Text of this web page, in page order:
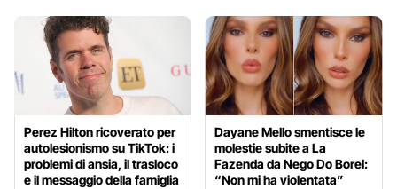
Perez Hilton ricoverato per
autolesionismo su TikTok: i
problemi di ansia, il trasloco
e il messaggio della famiglia
Dayane Mello smentisce le
molestie subite a La
Fazenda da Nego Do Borel:
“Non mi ha violentata”